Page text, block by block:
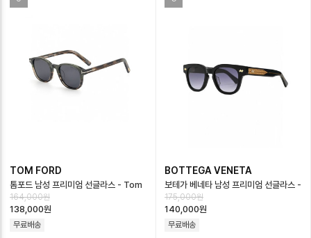
TOM FORD
톰포드 남성 프리미엄 선글라스 - Tom
Ford Mens Premium Glasses -…
164,000원
138,000원
무료배송
BOTTEGA VENETA
보테가 베네타 남성 프리미엄 선글라스 -
Bottega veneta Mens
Premium…
175,000원
140,000원
무료배송